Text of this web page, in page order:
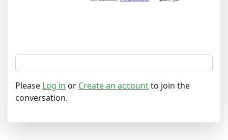
Please Log in or Create an accountto join the
conversation.